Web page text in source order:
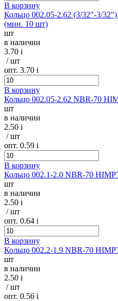
В корзину
Кольцо 002.05-2.62 (3/32"-3/
(мин. 10 шт)
шт
в наличии
3.70 i
/ шт
опт. 3.70 i
В корзину
Кольцо 002.05-2.62 NBR-70
шт
в наличии
2.50 i
/ шт
опт. 0.59 i
В корзину
Кольцо 002.1-2.0 NBR-70
шт
в наличии
2.50 i
/ шт
опт. 0.64 i
В корзину
Кольцо 002.2-1.9 NBR-70
шт
в наличии
2.50 i
/ шт
опт. 0.56 i